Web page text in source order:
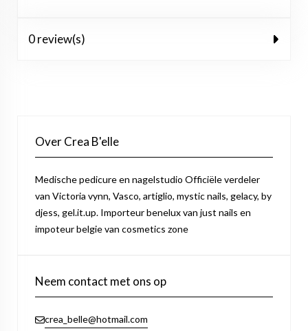
0 review(s)
Over Crea B'elle
Medische pedicure en nagelstudio Officiële verdeler
van Victoria vynn, Vasco, artiglio, mystic nails, gelacy, by
djess, gel.it.up. Importeur benelux van just nails en
impoteur belgie van cosmetics zone
Neem contact met ons op
crea_belle@hotmail.com